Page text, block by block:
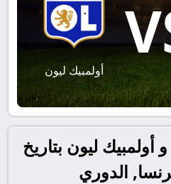
أولمبيك ليون
أولمبيك ليون بتاريخ
في فرنسا, الدوري